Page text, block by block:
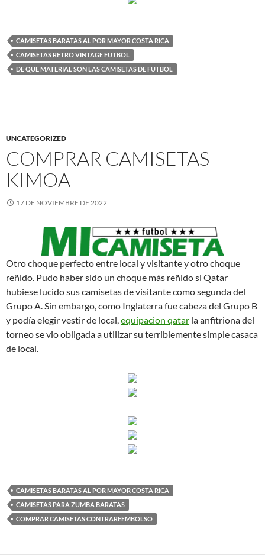
CAMISETAS BARATAS AL POR MAYOR COSTA RICA
CAMISETAS RETRO VINTAGE FUTBOL
DE QUE MATERIAL SON LAS CAMISETAS DE FUTBOL
UNCATEGORIZED
COMPRAR CAMISETAS
KIMOA
17 DE NOVIEMBRE DE 2022
Otro choque perfecto entre local y visitante y otro choque
reñido. Pudo haber sido un choque más reñido si Qatar
hubiese lucido sus camisetas de visitante como segunda del
Grupo A. Sin embargo, como Inglaterra fue cabeza del Grupo B
y podía elegir vestir de local, equipacion qatar la anfitriona del
torneo se vio obligada a utilizar su terriblemente simple casaca
de local.
CAMISETAS BARATAS AL POR MAYOR COSTA RICA
CAMISETAS PARA ZUMBA BARATAS
COMPRAR CAMISETAS CONTRAREEMBOLSO